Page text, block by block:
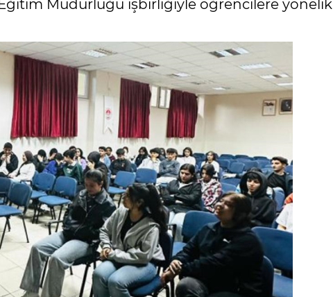
Eğitim Müdürlüğü işbirliğiyle öğrencilere yönelik